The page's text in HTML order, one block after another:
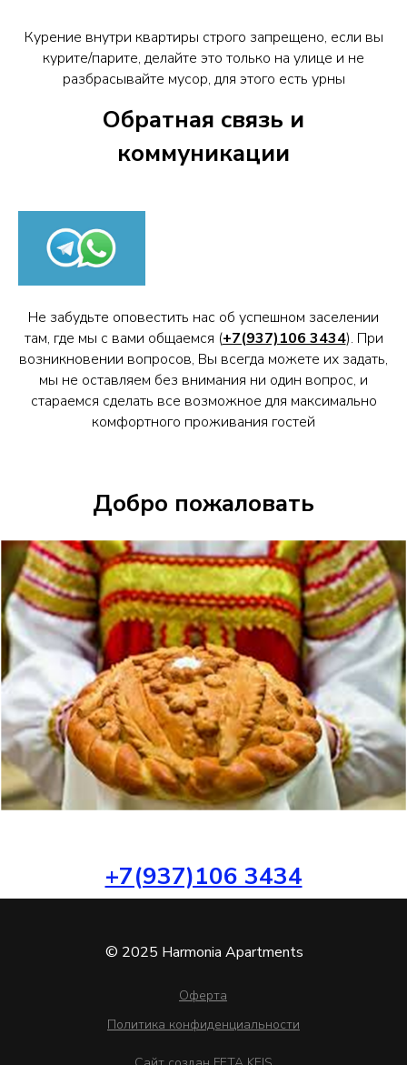
Курение внутри квартиры строго запрещено, если вы
курите/парите, делайте это только на улице и не
разбрасывайте мусор, для этого есть урны
Обратная связь и
коммуникации
Не забудьте оповестить нас об успешном заселении
там, где мы с вами общаемся (+7(937)106 3434). При
возникновении вопросов, Вы всегда можете их задать,
мы не оставляем без внимания ни один вопрос, и
стараемся сделать все возможное для максимально
комфортного проживания гостей
Добро пожаловать
+7(937)106 3434
© 2025 Harmonia Apartments
Оферта
Политика конфиденциальности